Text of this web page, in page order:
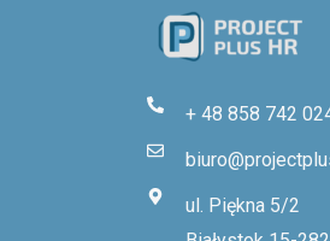
+ 48 858 742
ul. Piękna 5/2